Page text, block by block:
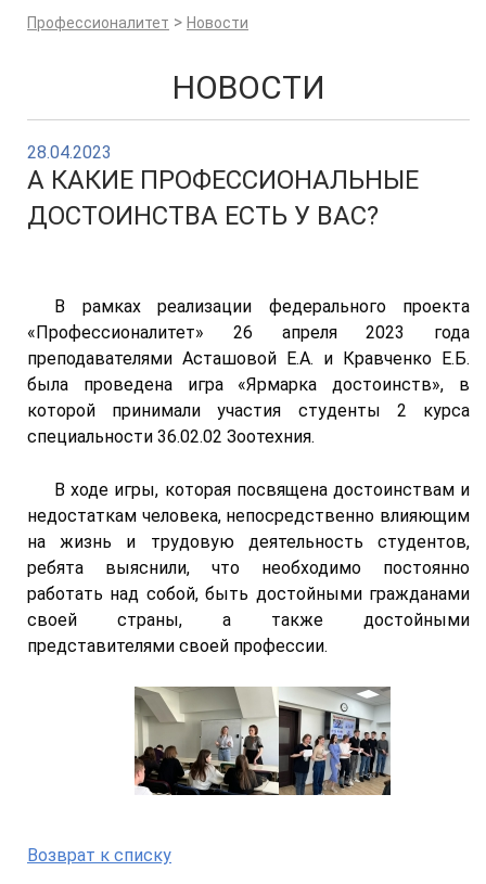
Профессионалитет > Новости
НОВОСТИ
28.04.2023
А КАКИЕ ПРОФЕССИОНАЛЬНЫЕ
ДОСТОИНСТВА ЕСТЬ У ВАС?
В рамках реализации федерального проекта
«Профессионалитет» 26 апреля 2023 года
преподавателями Асташовой Е.А. и Кравченко Е.Б.
была проведена игра «Ярмарка достоинств», в
которой принимали участия студенты 2 курса
специальности 36.02.02 Зоотехния.
В ходе игры, которая посвящена достоинствам и
недостаткам человека, непосредственно влияющим
на жизнь и трудовую деятельность студентов,
ребята выяснили, что необходимо постоянно
работать над собой, быть достойными гражданами
своей страны, а также достойными
представителями своей профессии.
Возврат к списку